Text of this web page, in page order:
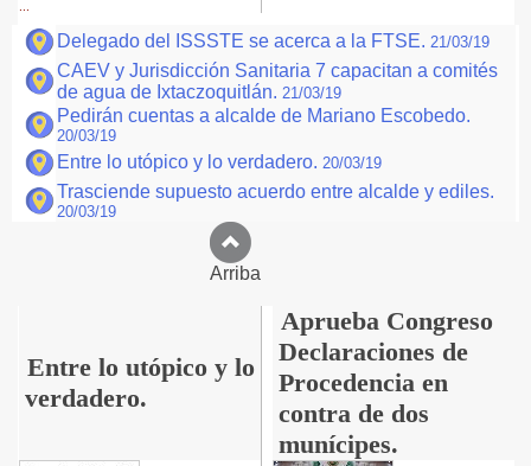
Delegado del ISSSTE se acerca a la FTSE. 21/03/19
CAEV y Jurisdicción Sanitaria 7 capacitan a comités
de agua de Ixtaczoquitlán. 21/03/19
Pedirán cuentas a alcalde de Mariano Escobedo.
20/03/19
Entre lo utópico y lo verdadero. 20/03/19
Trasciende supuesto acuerdo entre alcalde y ediles.
20/03/19
Arriba
Entre lo utópico y lo
verdadero.
Aprueba Congreso
Declaraciones de
Procedencia en
contra de dos
munícipes.